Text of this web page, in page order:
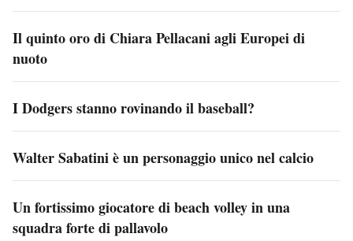
Il quinto oro di Chiara Pellacani agli Europei di
nuoto
I Dodgers stanno rovinando il baseball?
Walter Sabatini è un personaggio unico nel calcio
Un fortissimo giocatore di beach volley in una
squadra forte di pallavolo